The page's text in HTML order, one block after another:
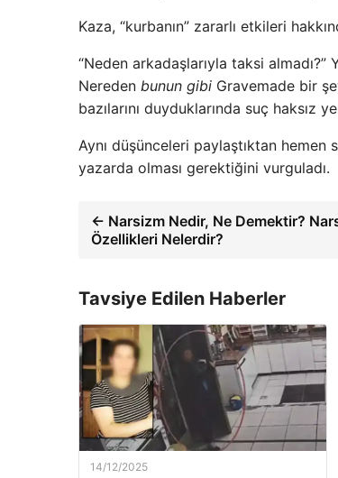
Kaza, “kurbanın” zararlı etkileri
“Neden arkadaşlarıyla taksi
Nereden bunun gibi Gravemade bir
bazılarını duyduklarında suç haksız
Aynı düşünceleri paylaştıktan
yazarda olması gerektiğini vurguladı.
← Narsizm Nedir, Ne Demektir?
Özellikleri Nelerdir?
Tavsiye Edilen Haberler
14/12/2025